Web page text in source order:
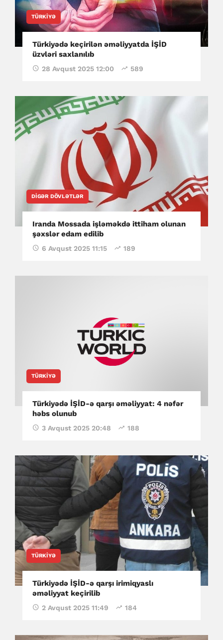
TÜRKIYƏ
Türkiyədə keçirilən əməliyyatda İŞİD
üzvləri saxlanılıb
28 Avqust 2025 12:00 589
DIGƏR DÖVLƏTLƏR
Iranda Mossada işləməkdə ittiham olunan
şəxslər edam edilib
6 Avqust 2025 11:15 189
TÜRKIYƏ
Türkiyədə İŞİD-ə qarşı əməliyyat: 4 nəfər
həbs olunub
3 Avqust 2025 20:48 188
TÜRKIYƏ
Türkiyədə İŞİD-ə qarşı irimiqyaslı
əməliyyat keçirilib
2 Avqust 2025 11:49 184